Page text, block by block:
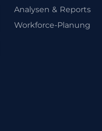
Analysen & Reports
Workforce-Planung